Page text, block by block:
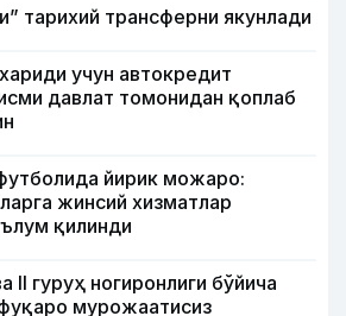
тарихий трансферни якунлади
учун автокредит
давлат томонидан қоплаб
йирик можаро:
жинсий хизматлар
қилинди
II гуруҳ ногиронлиги бўйича
мурожаатисиз